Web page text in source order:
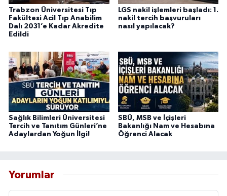
Trabzon Üniversitesi Tıp
Fakültesi Acil Tıp Anabilim
Dalı 2031’e Kadar Akredite
Edildi
LGS nakil işlemleri başladı: 1.
nakil tercih başvuruları
nasıl yapılacak?
Sağlık Bilimleri Üniversitesi
Tercih ve Tanıtım Günleri’ne
Adaylardan Yoğun İlgi!
SBÜ, MSB ve İçişleri
Bakanlığı Nam ve Hesabına
Öğrenci Alacak
Yorumlar